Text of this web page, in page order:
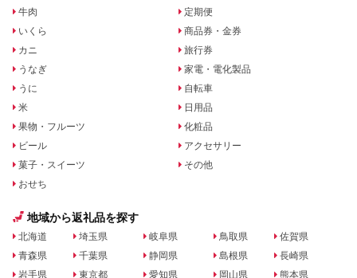
牛肉
いくら
カニ
うなぎ
うに
米
果物・フルーツ
ビール
菓子・スイーツ
おせち
定期便
商品券・金券
旅行券
家電・電化製品
自転車
日用品
化粧品
アクセサリー
その他
地域から返礼品を探す
北海道
青森県
岩手県
埼玉県
千葉県
東京都
岐阜県
静岡県
愛知県
鳥取県
島根県
岡山県
佐賀県
長崎県
熊本県